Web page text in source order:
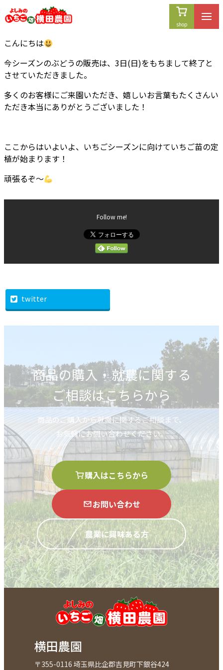
内
容
ス
キ
ッ
プ
こんにちは
今シーズンのぶどうの販売は、3日(日)をもちまして終了と
させていただきました。
多くのお客様にご来園いただき、嬉しいお言葉もたくさんい
ただき本当にありがとうございました！
ここからはいよいよ、いちごシーズンに向けていちご苗の定
植が始まります！
頑張るぞ〜
Follow me!
twitter
商品の購入・就農に関する
ご相談はこちらから
商品のご購入から就農に関するご相談まで、
お気軽にお問い合わせください。
購入はこちらから
お問い合わせ
農業に興味ある方
横田農園
〒355-0116 埼玉県比企郡吉見町下銀谷424